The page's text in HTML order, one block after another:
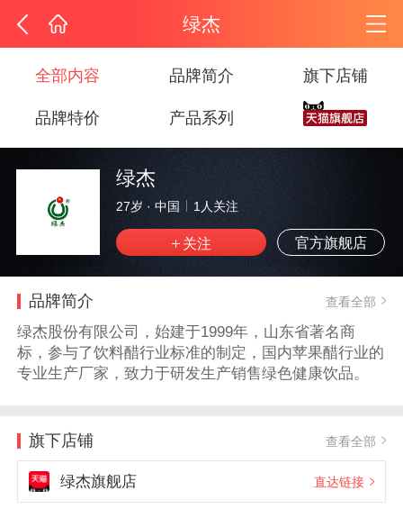
绿杰
全部内容 品牌简介 旗下店铺
品牌特价 产品系列
绿杰
27岁 · 中国 1 人关注
官方旗舰店
品牌简介 查看全部
绿杰股份有限公司，始建于1999年，山东省著名商
标，参与了饮料醋行业标准的制定，国内苹果醋行业的
专业生产厂家，致力于研发生产销售绿色健康饮品。
旗下店铺 查看全部
绿杰旗舰店 直达链接